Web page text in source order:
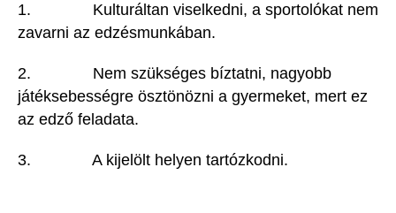
1. Kulturáltan viselkedni, a sportolókat nem
zavarni az edzésmunkában.
2. Nem szükséges bíztatni, nagyobb
játéksebességre ösztönözni a gyermeket, mert ez
az edző feladata.
3. A kijelölt helyen tartózkodni.